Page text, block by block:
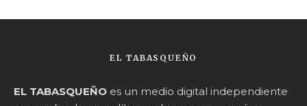
EL TABASQUEÑO
EL TABASQUEÑO es un medio digital independiente